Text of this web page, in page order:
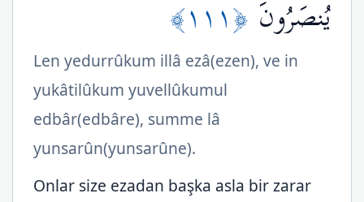
يُنصَرُونَ ﴿١١١﴾
Len yedurrûkum illâ ezâ(ezen), ve in
yukâtilûkum yuvellûkumul
edbâr(edbâre), summe lâ
yunsarûn(yunsarûne).
Onlar size ezadan başka asla bir zarar